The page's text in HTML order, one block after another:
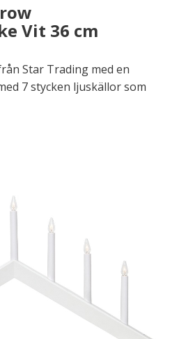
Vit 36 cm
Star Trading med en
7 stycken ljuskällor som